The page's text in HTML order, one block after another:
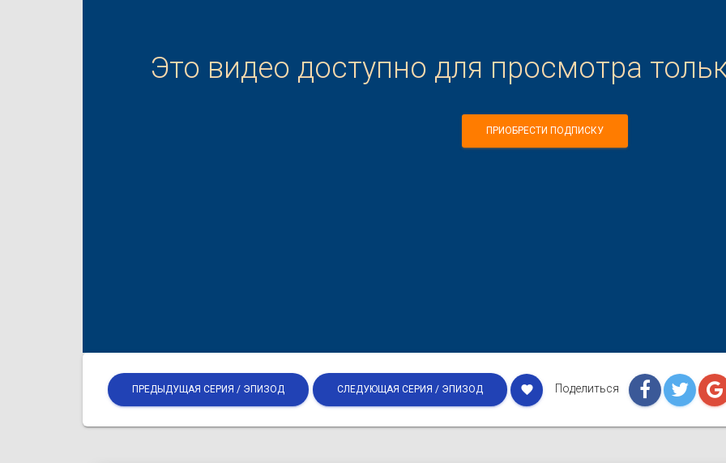
Это видео доступно для просмотра
ПРИОБРЕСТИ ПОДПИСКУ
ПРЕДЫДУЩАЯ СЕРИЯ / ЭПИЗОД СЛЕДУЮЩАЯ СЕРИЯ / ЭПИЗОД favorite Поделиться